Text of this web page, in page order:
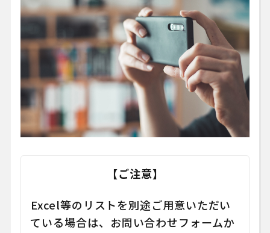
【ご注意】
Excel等のリストを別途ご用意いただい
ている場合は、お問い合わせフォームか